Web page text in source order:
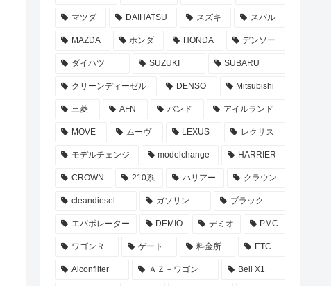
マツダ DAIHATSU スズキ スバル
MAZDA ホンダ HONDA デンソー
ダイハツ SUZUKI SUBARU
クリーンディーゼル DENSO Mitsubishi
三菱 AFN バンド アイルランド
MOVE ムーヴ LEXUS レクサス
モデルチェンジ modelchange HARRIER
CROWN 210系 ハリアー クラウン
cleandiesel ガソリン ブラック
エバポレーター DEMIO デミオ PMC
ワゴンＲ ゲート 料金所 ETC
Aiconfilter ＡＺ－ワゴン Bell X1